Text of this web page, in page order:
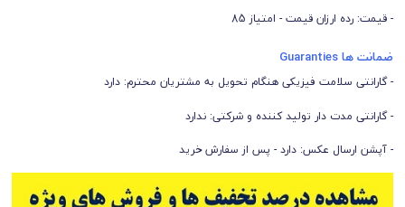
- قیمت: رده ارزان قیمت - امتیاز 85
ضمانت ها Guaranties
- گارانتی سلامت فیزیکی هنگام تحویل به مشتریان محترم: دارد
- گارانتی مدت دار تولید کننده و شرکتی: ندارد
- آپشن ارسال عکس: دارد - پس از سفارش خرید